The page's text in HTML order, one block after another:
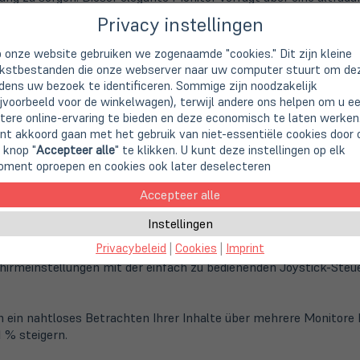
in der Höhe verstellen (150 mm Höhenanpassungsbereich)
Sie Ihr Klangerlebnis.
HDMI, VGA und 4 x extrem schnellem USB mit 5
Anschlüsse, über die Sie Inhalte problemlos freigeben
mit der einfach zu bedienenden Joystick-
ein nahtloses Betrachten Ihrer Inhalte über mehrere
steigern.
Privacy instellingen
onze website gebruiken we zogenaamde "cookies." Dit zijn kleine
die onze webserver naar uw computer stuurt om
uw bezoek te identificeren. Sommige zijn noodzakelijk
voor de winkelwagen), terwijl andere ons helpen om u
online-ervaring te bieden en deze economisch te laten
akkoord gaan met het gebruik van niet-essentiële cookies door
knop "Accepteer alle" te klikken. U kunt deze instellingen op elk
oproepen en cookies ook later deselecteren
Accepteer alle
Instellingen
Privacybeleid | Cookies | Imprint